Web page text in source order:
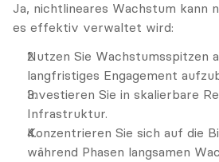
Ja, nichtlineares Wachstum kann
es effektiv verwaltet wird:
Nutzen Sie Wachstumsspitzen
langfristiges Engagement
Investieren Sie in skalierbare
Infrastruktur.
Konzentrieren Sie sich auf die
während Phasen langsamen